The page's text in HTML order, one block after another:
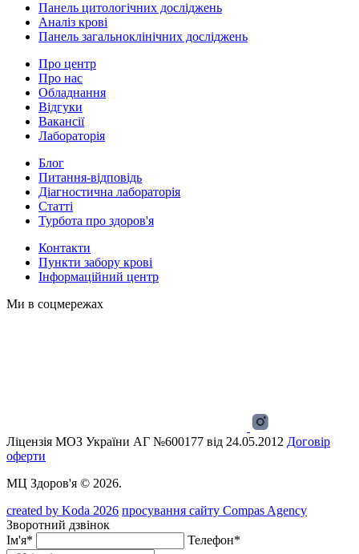
Панель цитологічних досліджень
Аналіз крові
Панель загальноклінічних досліджень
Про центр
Про нас
Обладнання
Відгуки
Вакансії
Лабораторія
Блог
Питання-відповідь
Діагностична лабораторія
Статті
Турбота про здоров'я
Контакти
Пункти забору крові
Інформаційний центр
Ми в соцмережах
Ліцензія МОЗ України АГ №600177 від 24.05.2012 Договір
оферти
МЦ Здоров'я © 2026.
created by Koda 2026 просування сайту Compas Agency
Зворотний дзвінок
Ім'я*
Телефон*